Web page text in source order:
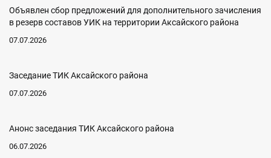
Объявлен сбор предложений для дополнительного зачисления
в резерв составов УИК на территории Аксайского района
07.07.2026
Заседание ТИК Аксайского района
07.07.2026
Анонс заседания ТИК Аксайского района
06.07.2026